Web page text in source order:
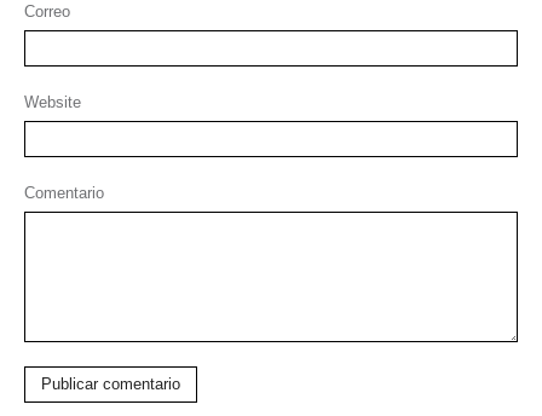
Correo
Website
Comentario
Publicar comentario